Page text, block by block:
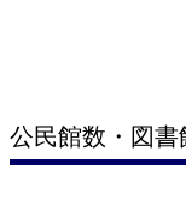
公民館数・図書